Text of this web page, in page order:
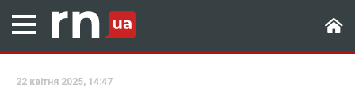
22 квітня 2025, 14:47